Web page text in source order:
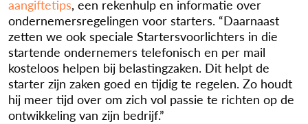
aangiftetips, een rekenhulp en informatie over
ondernemersregelingen voor starters. “Daarnaast
zetten we ook speciale Startersvoorlichters in die
startende ondernemers telefonisch en per mail
kosteloos helpen bij belastingzaken. Dit helpt de
starter zijn zaken goed en tijdig te regelen. Zo houdt
hij meer tijd over om zich vol passie te richten op de
ontwikkeling van zijn bedrijf.”